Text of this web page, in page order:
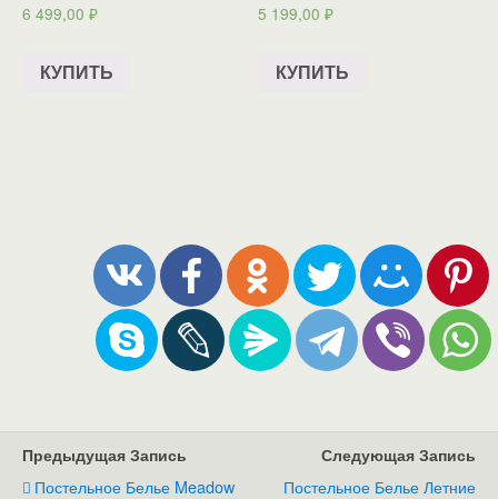
6 499,00 ₽
КУПИТЬ
5 199,00₽
КУПИТЬ
Предыдущая Запись
Постельное Белье Meadow
Следующая Запись
Постельное Белье Летние